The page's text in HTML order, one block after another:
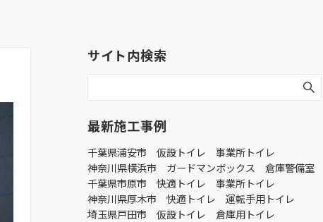
サイト内検索
最新施工事例
千葉県浦安市 仮設トイレ 事業所トイレ
神奈川県横浜市 ガードマンボックス 倉庫警備室
千葉県市原市 快適トイレ 事業所トイレ
神奈川県厚木市 快適トイレ 運転手用トイレ
埼玉県戸田市 仮設トイレ 倉庫用トイレ